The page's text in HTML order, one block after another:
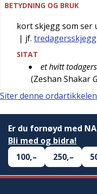
BETYDNING OG BRUK
kort skjegg som ser
| jf. tredagersskjegg
SITAT
et hvitt
(Zeshan Shakar
Siter denne ordartikkelen
Er du fornøyd med
Bli med og bidra!
100,–
250,–